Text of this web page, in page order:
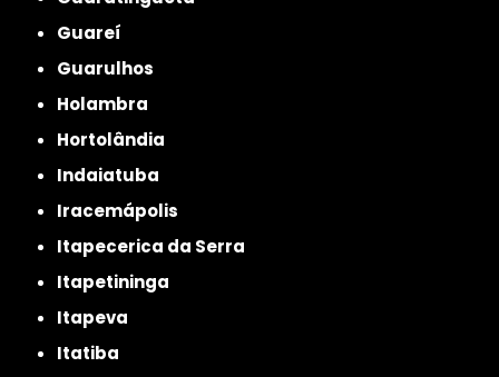
Guareí
Guarulhos
Holambra
Hortolândia
Indaiatuba
Iracemápolis
Itapecerica da Serra
Itapetininga
Itapeva
Itatiba